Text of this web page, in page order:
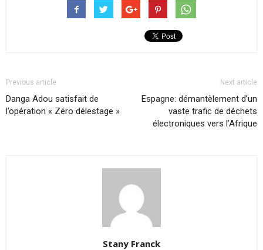
Previous article
Danga Adou satisfait de
l’opération « Zéro délestage »
Next article
Espagne: démantèlement d’un
vaste trafic de déchets
électroniques vers l’Afrique
Stany Franck